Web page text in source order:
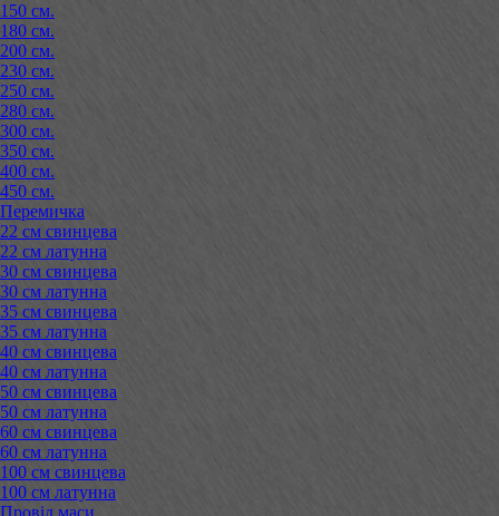
150 см.
180 см.
200 см.
230 см.
250 см.
280 см.
300 см.
350 см.
400 см.
450 см.
Перемичка
22 см свинцева
22 см латунна
30 см свинцева
30 см латунна
35 см свинцева
35 см латунна
40 см свинцева
40 см латунна
50 см свинцева
50 см латунна
60 см свинцева
60 см латунна
100 см свинцева
100 см латунна
Провід маси